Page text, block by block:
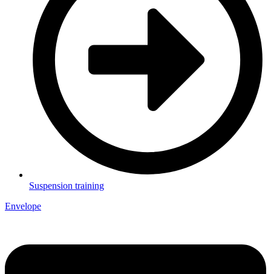
Suspension training
Envelope